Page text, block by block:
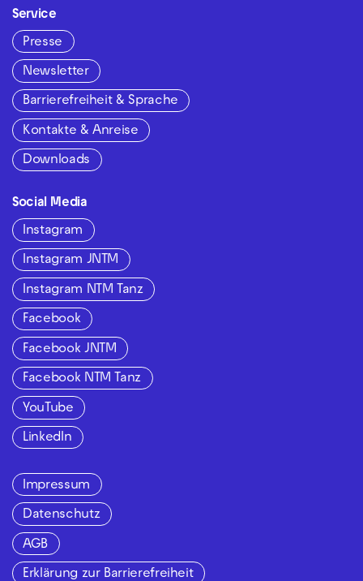
Service
Presse
Newsletter
Barrierefreiheit & Sprache
Kontakte & Anreise
Downloads
Social Media
Instagram
Instagram JNTM
Instagram NTM Tanz
Facebook
Facebook JNTM
Facebook NTM Tanz
YouTube
LinkedIn
Impressum
Datenschutz
AGB
Erklärung zur Barrierefreiheit